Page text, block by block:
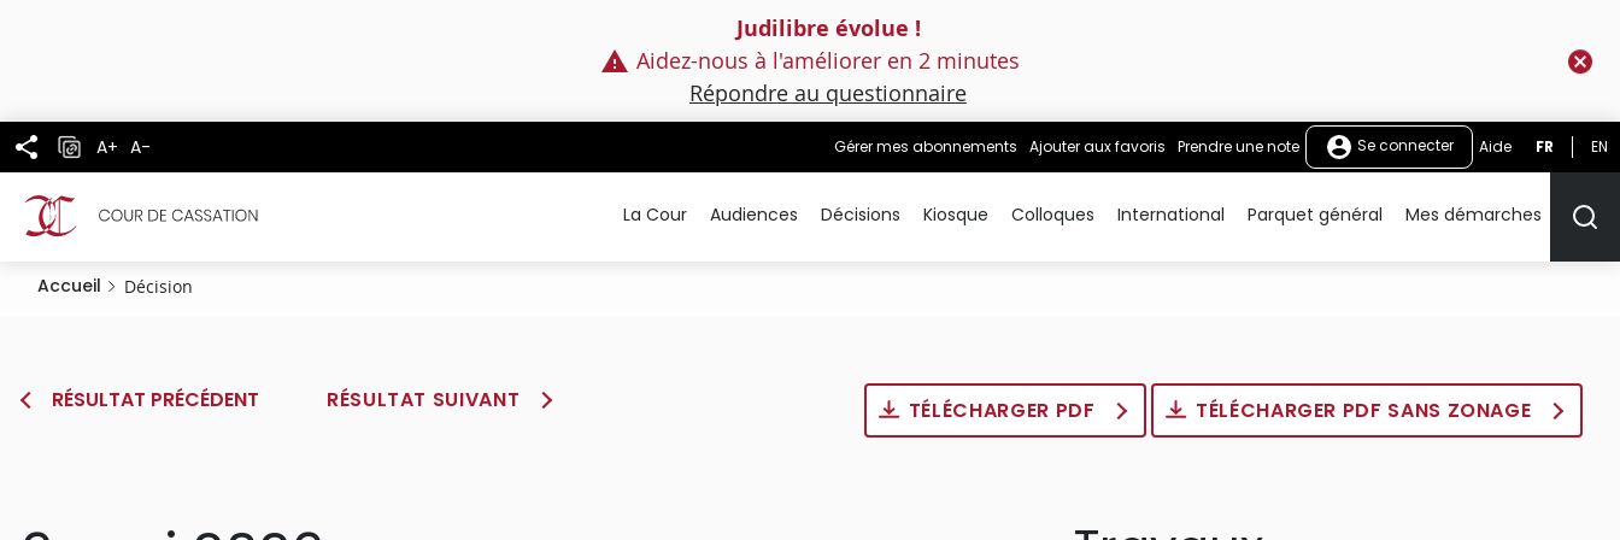
Judilibre évolue !
Aidez-nous à l'améliorer en 2 minutes
Répondre au questionnaire
A+ A- Gérer mes abonnements Ajouter aux favoris Prendre une note Se connecter Aide FR EN
La Cour Audiences Décisions Kiosque Colloques International Parquet général Mes démarches
Accueil Décision
TÉLÉCHARGER PDF TÉLÉCHARGER PDF SANS ZONAGE
RÉSULTAT PRÉCÉDENT RÉSULTAT SUIVANT